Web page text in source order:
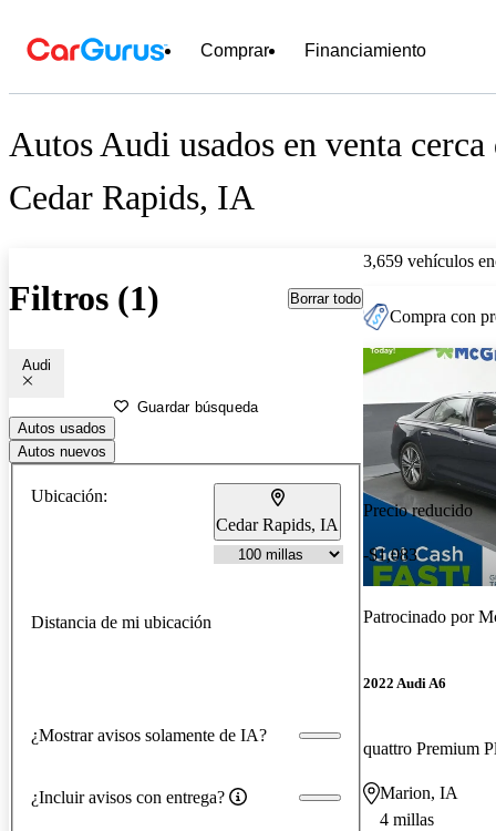
Comprar Financiamiento
Autos Audi usados en venta cerca
Cedar Rapids, IA
Filtros (1) Borrar todo
Audi
Guardar búsqueda
Autos usados
Autos nuevos
Ubicación:
Cedar Rapids, IA
Distancia de mi ubicación
¿Mostrar avisos solamente de IA?
¿Incluir avisos con entrega?
3,659 vehículos
Compra con
Precio reducido
-$1,083
Patrocinado por
2022 Audi A6
quattro Premium
Marion, IA
4 millas